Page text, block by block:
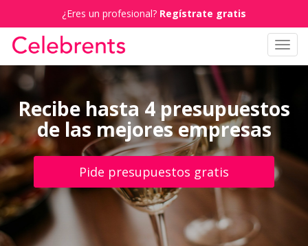
¿Eres un profesional? Regístrate gratis
Recibe hasta 4 presupuestos
de las mejores empresas
Pide presupuestos gratis